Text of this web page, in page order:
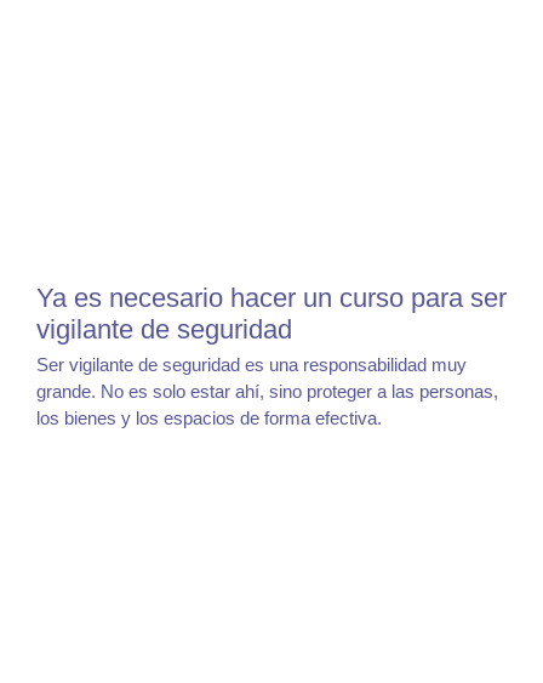
Ya es necesario hacer un curso para ser
vigilante de seguridad
Ser vigilante de seguridad es una responsabilidad muy
grande. No es solo estar ahí, sino proteger a las personas,
los bienes y los espacios de forma efectiva.